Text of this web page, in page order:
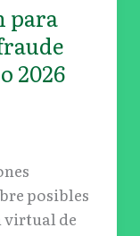
para
2026
posibles
virtual de